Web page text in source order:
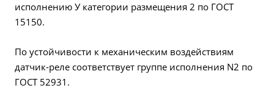
исполнению У категории размещения 2 по ГОСТ
15150.
По устойчивости к механическим воздействиям
датчик-реле соответствует группе исполнения N2 по
ГОСТ 52931.